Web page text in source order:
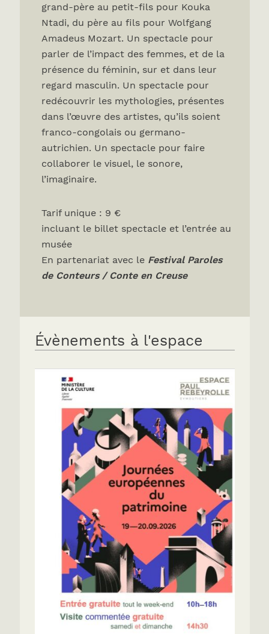
grand-père au petit-fils pour Kouka
Ntadi, du père au fils pour Wolfgang
Amadeus Mozart. Un spectacle pour
parler de l’impact des femmes, et de la
présence du féminin, sur et dans leur
regard masculin. Un spectacle pour
redécouvrir les mythologies, présentes
dans l’œuvre des artistes, qu’ils soient
franco-congolais ou germano-
autrichien. Un spectacle pour faire
collaborer le visuel, le sonore,
l’imaginaire.
Tarif unique : 9 €
incluant le billet spectacle et l’entrée au
musée
En partenariat avec le Festival Paroles
de Conteurs / Conte en Creuse
Évènements à l'espace